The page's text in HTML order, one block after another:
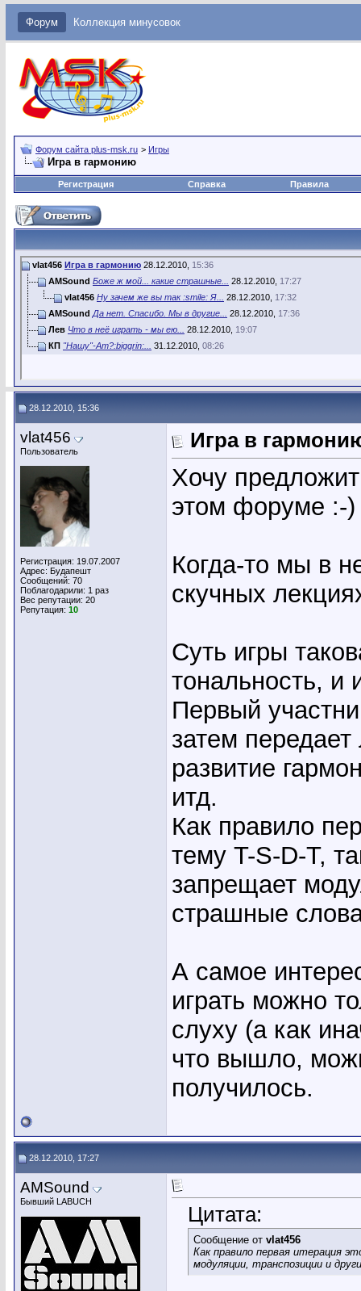
Форум Коллекция минусовок
Форум сайта plus-msk.ru > Игры
Игра в гармонию
Регистрация Справка Правила
vlat456 Игра в гармонию 28.12.2010, 15:36
AMSound Боже ж мой... какие страшные... 28.12.2010, 17:27
vlat456 Ну зачем же вы так :smile: Я... 28.12.2010, 17:32
AMSound Да нет. Спасибо. Мы в другие... 28.12.2010, 17:36
Лев Что в неё играть - мы ею... 28.12.2010, 19:07
КП "Нашу"-Аm?:biggrin:... 31.12.2010, 08:26
28.12.2010, 15:36
vlat456
Пользователь
Регистрация: 19.07.2007
Адрес: Будапешт
Сообщений: 70
Поблагодарили: 1 раз
Вес репутации: 20
Репутация: 10
Игра в
Хочу
этом форуме :-)
Когда-то мы в
скучных
Суть игры
тональность, и
Первый
затем
развитие
итд.
Как правило
тему T-S-D-T,
запрещает
страшные
А самое
играть можно
слуху (а как
что вышло,
получилось.
28.12.2010, 17:27
AMSound
Бывший LABUCH
Цитата:
Сообщение от vlat456
Как правило первая итерация
модуляции, транспозиции и